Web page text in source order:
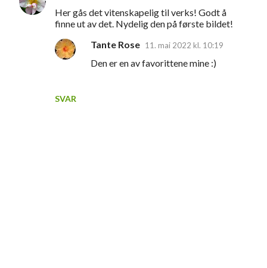
Her gås det vitenskapelig til verks! Godt å
finne ut av det. Nydelig den på første bildet!
SVAR
Tante Rose 11. mai 2022 kl. 10:19
Den er en av favorittene mine :)